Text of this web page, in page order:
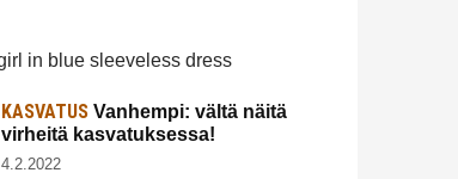
KASVATUS Vanhempi: vältä näitä
virheitä kasvatuksessa!
4.2.2022